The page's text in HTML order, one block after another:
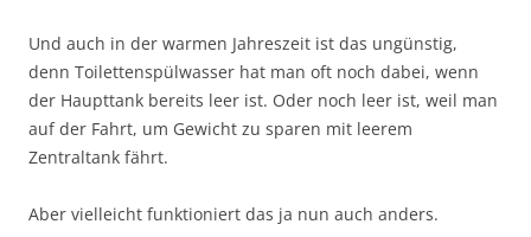
Und auch in der warmen Jahreszeit ist das ungünstig,
denn Toilettenspülwasser hat man oft noch dabei, wenn
der Haupttank bereits leer ist. Oder noch leer ist, weil man
auf der Fahrt, um Gewicht zu sparen mit leerem
Zentraltank fährt.
Aber vielleicht funktioniert das ja nun auch anders.